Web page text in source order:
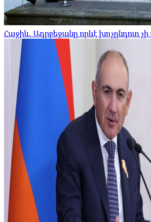
Հաջիև. Ադրբեջանը որևէ խոչընդոտ